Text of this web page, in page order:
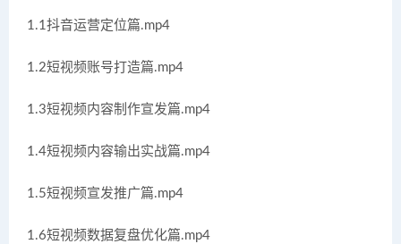
1.1抖音运营定位篇.mp4
1.2短视频账号打造篇.mp4
1.3短视频内容制作宣发篇.mp4
1.4短视频内容输出实战篇.mp4
1.5短视频宣发推广篇.mp4
1.6短视频数据复盘优化篇.mp4